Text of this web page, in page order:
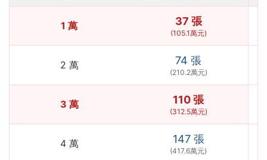
1 萬 37 張
(105.1萬元)
2 萬 74 張
(210.2萬元)
3 萬 110 張
(312.5萬元)
4 萬 147 張
(417.6萬元)